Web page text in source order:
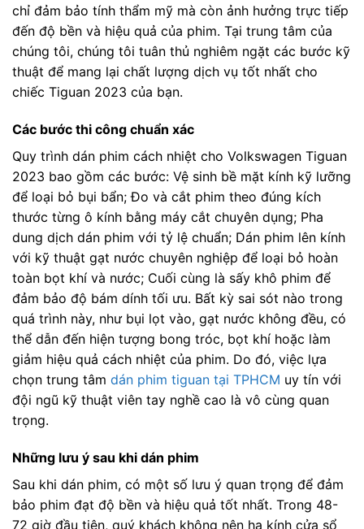
chỉ đảm bảo tính thẩm mỹ mà còn ảnh hưởng trực tiếp
đến độ bền và hiệu quả của phim. Tại trung tâm của
chúng tôi, chúng tôi tuân thủ nghiêm ngặt các bước kỹ
thuật để mang lại chất lượng dịch vụ tốt nhất cho
chiếc Tiguan 2023 của bạn.
Các bước thi công chuẩn xác
Quy trình dán phim cách nhiệt cho Volkswagen Tiguan
2023 bao gồm các bước: Vệ sinh bề mặt kính kỹ lưỡng
để loại bỏ bụi bẩn; Đo và cắt phim theo đúng kích
thước từng ô kính bằng máy cắt chuyên dụng; Pha
dung dịch dán phim với tỷ lệ chuẩn; Dán phim lên kính
với kỹ thuật gạt nước chuyên nghiệp để loại bỏ hoàn
toàn bọt khí và nước; Cuối cùng là sấy khô phim để
đảm bảo độ bám dính tối ưu. Bất kỳ sai sót nào trong
quá trình này, như bụi lọt vào, gạt nước không đều, có
thể dẫn đến hiện tượng bong tróc, bọt khí hoặc làm
giảm hiệu quả cách nhiệt của phim. Do đó, việc lựa
chọn trung tâm dán phim tiguan tại TPHCM uy tín với
đội ngũ kỹ thuật viên tay nghề cao là vô cùng quan
trọng.
Những lưu ý sau khi dán phim
Sau khi dán phim, có một số lưu ý quan trọng để đảm
bảo phim đạt độ bền và hiệu quả tốt nhất. Trong 48-
72 giờ đầu tiên, quý khách không nên hạ kính cửa sổ